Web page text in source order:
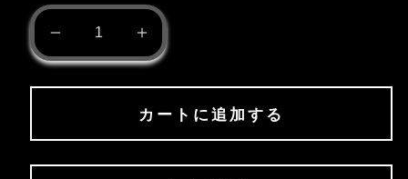
Square
Necklace
の
量
を
Square
Necklace
の
数
量
を
カートに追加する